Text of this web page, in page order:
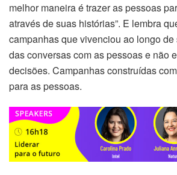
melhor maneira é trazer as pessoas
através de suas histórias”. E lembra
campanhas que vivenciou ao longo
das conversas com as pessoas e não
decisões. Campanhas construídas
para as pessoas.